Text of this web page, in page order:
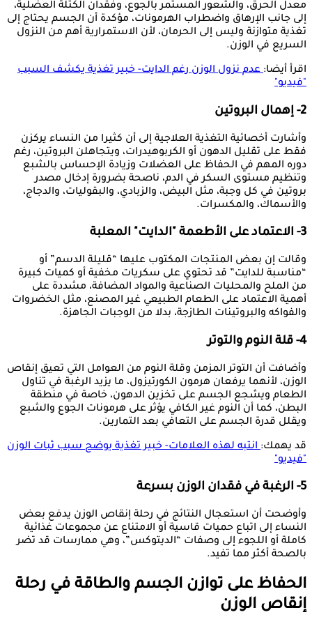
معدل الحرق، والشعور المستمر بالجوع، وفقدان الكتلة العضلية،
إلى جانب الإرهاق واضطراب الهرمونات، مؤكدة أن الجسم يحتاج إلى
تغذية متوازنة وليس إلى الحرمان، لأن الاستمرارية أهم من النزول
السريع في الوزن.
اقرأ أيضا:عدم نزول الوزن رغم الدايت- خبير تغذية يكشف السبب
"فيديو"
2- إهمال البروتين
وأشارت أخصائية التغذية العلاجية إلى أن كثيرا من النساء يركزن
فقط على تقليل الدهون أو الكربوهيدرات، ويتجاهلن البروتين، رغم
دوره المهم في الحفاظ على العضلات وزيادة الإحساس بالشبع
وتنظيم مستوى السكر في الدم، ناصحة بضرورة إدخال مصدر
بروتين في كل وجبة، مثل البيض، والزبادي، والبقوليات، والدجاج،
والأسماك، والمكسرات.
3- الاعتماد على الأطعمة "الدايت" المعلبة
وقالت إن بعض المنتجات المكتوب عليها “قليلة الدسم” أو
“مناسبة للدايت” قد تحتوي على سكريات مخفية أو كميات كبيرة
من الملح والمحليات الصناعية والمواد المضافة، مشددة على
أهمية الاعتماد على الطعام الطبيعي غير المصنع، مثل الخضروات
والفواكه والبروتينات الطازجة، بدلا من الوجبات الجاهزة.
4- قلة النوم والتوتر
وأضافت أن التوتر المزمن وقلة النوم من العوامل التي تعيق إنقاص
الوزن، لأنهما يرفعان هرمون الكورتيزول، ما يزيد الرغبة في تناول
الطعام ويشجع الجسم على تخزين الدهون، خاصة في منطقة
البطن، كما أن النوم غير الكافي يؤثر على هرمونات الجوع والشبع
ويقلل قدرة الجسم على التعافي بعد التمارين.
قد يهمك:انتبه لهذه العلامات- خبير تغذية يوضح سبب ثبات الوزن
"فيديو"
5- الرغبة في فقدان الوزن بسرعة
وأوضحت أن استعجال النتائج في رحلة إنقاص الوزن يدفع بعض
النساء إلى اتباع حميات قاسية أو الامتناع عن مجموعات غذائية
كاملة أو اللجوء إلى وصفات “الديتوكس”، وهي ممارسات قد تضر
بالصحة أكثر مما تفيد.
الحفاظ على توازن الجسم والطاقة في رحلة
إنقاص الوزن